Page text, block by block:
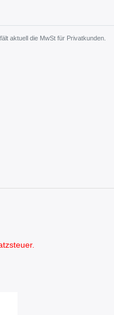
aktuell die MwSt für Privatkunden.